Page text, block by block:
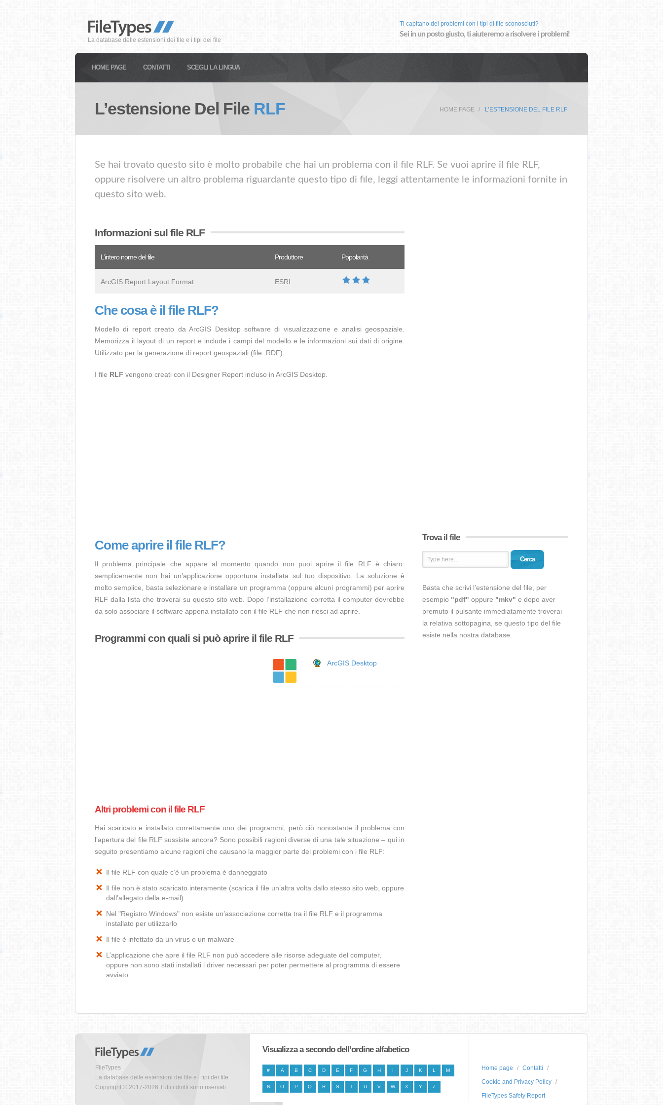
La database delle estensioni dei file e i tipi dei file
Ti capitano dei problemi con i tipi di file sconosciuti?
Sei in un posto giusto, ti aiuteremo a risolvere i problemi!
HOME PAGE CONTATTI SCEGLI LA LINGUA
L’estensione Del File RLF HOME PAGE L’ESTENSIONE DEL FILE RLF
Se hai trovato questo sito è molto probabile che hai un problema con il file RLF. Se vuoi aprire il file RLF,
oppure risolvere un altro problema riguardante questo tipo di file, leggi attentamente le informazioni fornite in
questo sito web.
Informazioni sul file RLF
L’intero nome del file Produttore Popolarità
ArcGIS Report Layout Format ESRI
Che cosa è il file RLF?
Modello di report creato da ArcGIS Desktop software di visualizzazione e analisi geospaziale.
Memorizza il layout di un report e include i campi del modello e le informazioni sui dati di origine.
Utilizzato per la generazione di report geospaziali (file .RDF).
I file RLF vengono creati con il Designer Report incluso in ArcGIS Desktop.
Come aprire il file RLF?
Il problema principale che appare al momento quando non puoi aprire il file RLF è chiaro:
semplicemente non hai un’applicazione opportuna installata sul tuo dispositivo. La soluzione è
molto semplice, basta selezionare e installare un programma (oppure alcuni programmi) per aprire
RLF dalla lista che troverai su questo sito web. Dopo l’installazione corretta il computer dovrebbe
da solo associare il software appena installato con il file RLF che non riesci ad aprire.
Programmi con quali si può aprire il file RLF
ArcGIS Desktop
Altri problemi con il file RLF
Hai scaricato e installato correttamente uno dei programmi, però ciò nonostante il problema con
l’apertura del file RLF sussiste ancora? Sono possibili ragioni diverse di una tale situazione – qui in
seguito presentiamo alcune ragioni che causano la maggior parte dei problemi con i file RLF:
Il file RLF con quale c’è un problema è danneggiato
Il file non è stato scaricato interamente (scarica il file un’altra volta dallo stesso sito web, oppure
dall’allegato della e-mail)
Nel "Registro Windows" non esiste un’associazione corretta tra il file RLF e il programma
installato per utilizzarlo
Il file è infettato da un virus o un malware
L’applicazione che apre il file RLF non può accedere alle risorse adeguate del computer,
oppure non sono stati installati i driver necessari per poter permettere al programma di essere
avviato
Trova il file
Cerca
Basta che scrivi l’estensione del file, per
esempio "pdf" oppure "mkv" e dopo aver
premuto il pulsante immediatamente troverai
la relativa sottopagina, se questo tipo del file
esiste nella nostra database.
FileTypes
La database delle estensioni dei file e i tipi dei file
Copyright © 2017-2026 Tutti i diritti sono riservati
Visualizza a secondo dell’ordine alfabetico
# A B C D E F G H I J K L M
N O P Q R S T U V W X Y Z
Home page
Contatti
Cookie and Privacy Policy
FileTypes Safety Report